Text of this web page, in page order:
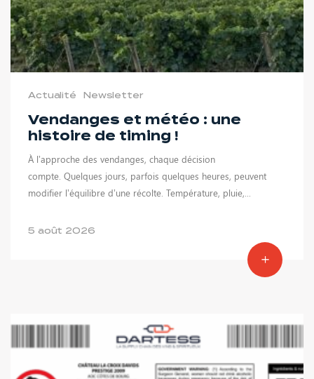
Actualité Newsletter
Vendanges et météo : une
histoire de timing !
À l’approche des vendanges, chaque décision
compte. Quelques jours, parfois quelques heures, peuvent
modifier l’équilibre d’une récolte. Température, pluie,...
5 août 2026